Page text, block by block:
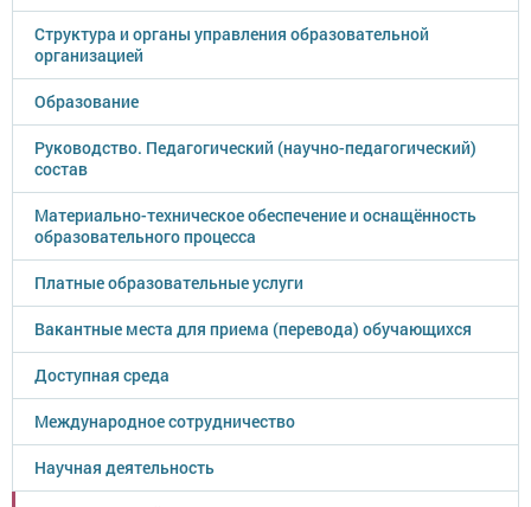
Структура и органы управления образовательной
организацией
Образование
Руководство. Педагогический (научно-педагогический)
состав
Материально-техническое обеспечение и оснащённость
образовательного процесса
Платные образовательные услуги
Вакантные места для приема (перевода) обучающихся
Доступная среда
Международное сотрудничество
Научная деятельность